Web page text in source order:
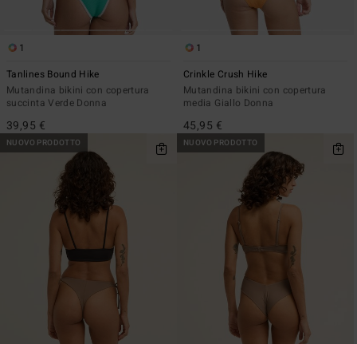
1
Tanlines Bound Hike
Mutandina bikini con copertura
succinta Verde Donna
39,95 €
1
Crinkle Crush Hike
Mutandina bikini con copertura
media Giallo Donna
45,95 €
NUOVO PRODOTTO NUOVO PRODOTTO